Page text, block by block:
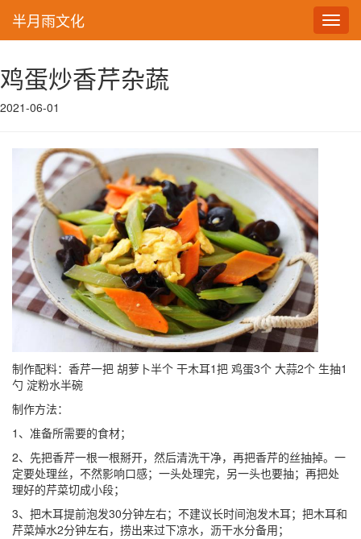
半月雨文化
鸡蛋炒香芹杂蔬
2021-06-01
制作配料：香芹一把 胡萝卜半个 干木耳1把 鸡蛋3个 大蒜2个 生抽1
勺 淀粉水半碗
制作方法：
1、准备所需要的食材；
2、先把香芹一根一根掰开，然后清洗干净，再把香芹的丝抽掉。一
定要处理丝，不然影响口感；一头处理完，另一头也要抽；再把处
理好的芹菜切成小段；
3、把木耳提前泡发30分钟左右；不建议长时间泡发木耳；把木耳和
芹菜焯水2分钟左右，捞出来过下凉水，沥干水分备用；